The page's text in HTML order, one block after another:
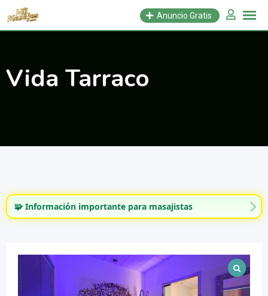
Saltar
Anuncio Gratis
Vida Tarraco
🧩 Información importante para masajistas